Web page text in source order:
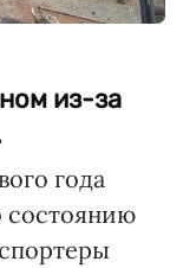
из-за
года
состоянию